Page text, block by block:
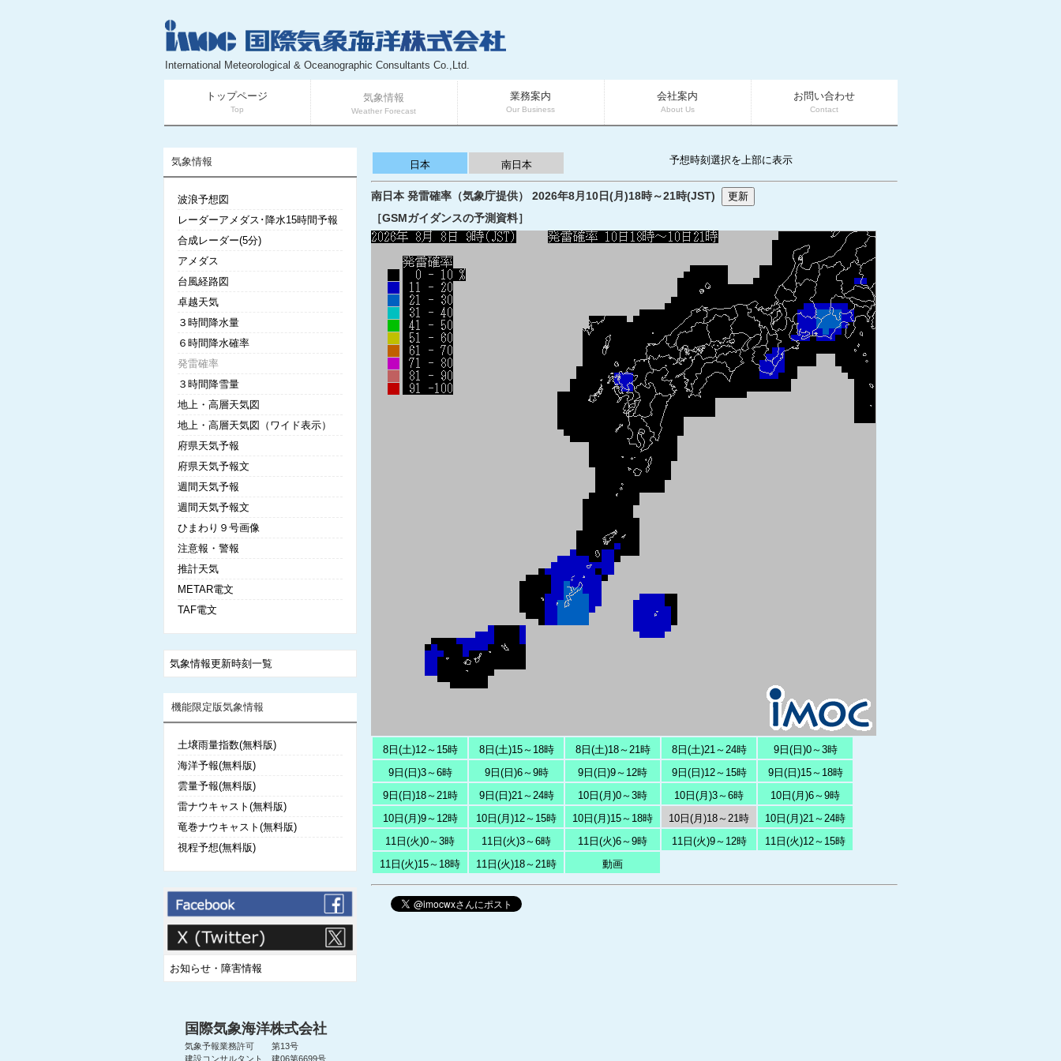
International Meteorological & Oceanographic Consultants Co.,Ltd.
トップページ
Top
気象情報
Weather Forecast
業務案内
Our Business
会社案内
About Us
お問い合わせ
Contact
日本 南日本 予想時刻選択を上部に表示
南日本 発雷確率（気象庁提供） 2026年8月10日(月)18時～21時(JST) 更新
［GSMガイダンスの予測資料］
8日(土)12～15時 8日(土)15～18時 8日(土)18～21時 8日(土)21～24時
9日(日)0～3時
9日(日)3～6時
9日(日)6～9時 9日(日)9～12時 9日(日)12～15時
9日(日)15～18時
9日(日)18～21時
9日(日)21～24時 10日(月)0～3時 10日(月)3～6時
10日(月)6～9時
10日(月)9～12時
10日(月)12～15時 10日(月)15～18時 10日(月)18～21時
10日(月)21～24時
11日(火)0～3時
11日(火)3～6時 11日(火)6～9時 11日(火)9～12時
11日(火)12～15時
11日(火)15～18時
11日(火)18～21時 動画
気象情報
波浪予想図
レーダーアメダス･降水15時間予報
合成レーダー(5分)
アメダス
台風経路図
卓越天気
３時間降水量
６時間降水確率
発雷確率
３時間降雪量
地上・高層天気図
地上・高層天気図（ワイド表示）
府県天気予報
府県天気予報文
週間天気予報
週間天気予報文
ひまわり９号画像
注意報・警報
推計天気
METAR電文
TAF電文
気象情報更新時刻一覧
機能限定版気象情報
土壌雨量指数(無料版)
海洋予報(無料版)
雲量予報(無料版)
雷ナウキャスト(無料版)
竜巻ナウキャスト(無料版)
視程予想(無料版)
お知らせ・障害情報
国際気象海洋株式会社
気象予報業務許可 第13号
建設コンサルタント 建06第6699号